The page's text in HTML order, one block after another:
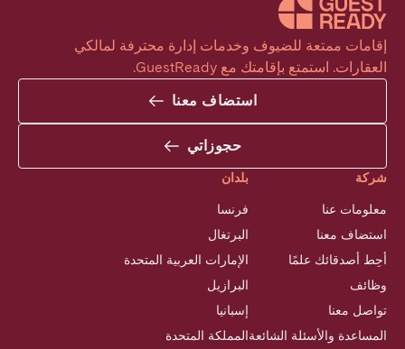
العقارات. استمتع بإقامتك مع GuestReady.
استضاف معنا
حجوزاتي
شركة
معلومات عنا
استضاف معنا
أحِط أصدقائك علمًا
وظائف
تواصل معنا
المساعدة والأسئلة الشائعة
بلدان
فرنسا
البرتغال
الإمارات العربية المتحدة
البرازيل
إسبانيا
المملكة المتحدة